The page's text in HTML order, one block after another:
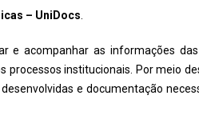
– UniDocs
e acompanhar as informações das
institucionais. Por meio
e documentação